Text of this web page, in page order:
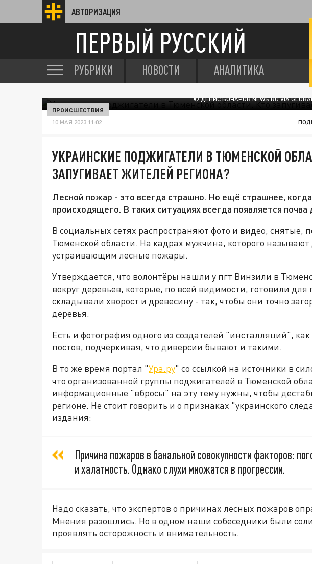
АВТОРИЗАЦИЯ
ПЕРВЫЙ РУССКИЙ
РУБРИКИ НОВОСТИ АНАЛИТИКА
© ДЕНИС БОЧАРОВ NEWS.RU VIA
ПРОИСШЕСТВИЯ
10 МАЯ 2023 11:02
УКРАИНСКИЕ ПОДЖИГАТЕЛИ В ТЮМЕНСКОЙ
ЗАПУГИВАЕТ ЖИТЕЛЕЙ РЕГИОНА?
Лесной пожар - это всегда страшно. Но ещё страшнее, когда
происходящего. В таких ситуациях всегда появляется почва
В социальных сетях распространяют фото и видео, снятые,
Тюменской области. На кадрах мужчина, которого
устраивающим лесные пожары.
Утверждается, что волонтёры нашли у пгт Винзили в
вокруг деревьев, которые, по всей видимости, готовили для
складывали хворост и древесину - так, чтобы они точно
деревья.
Есть и фотография одного из создателей "инсталляций",
постов, подчёркивая, что диверсии бывают и такими.
В то же время портал "Ура.ру" со ссылкой на источники в
что организованной группы поджигателей в Тюменской
информационные "вбросы" на эту тему нужны, чтобы
регионе. Не стоит говорить и о признаках "украинского
издания:
Причина пожаров в банальной совокупности факторов:
и халатность. Однако слухи множатся в прогрессии.
Надо сказать, что экспертов о причинах лесных пожаров
Мнения разошлись. Но в одном наши собеседники были
проявлять осторожность и внимательность.